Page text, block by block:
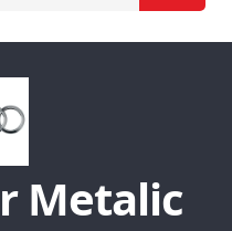
Metalic